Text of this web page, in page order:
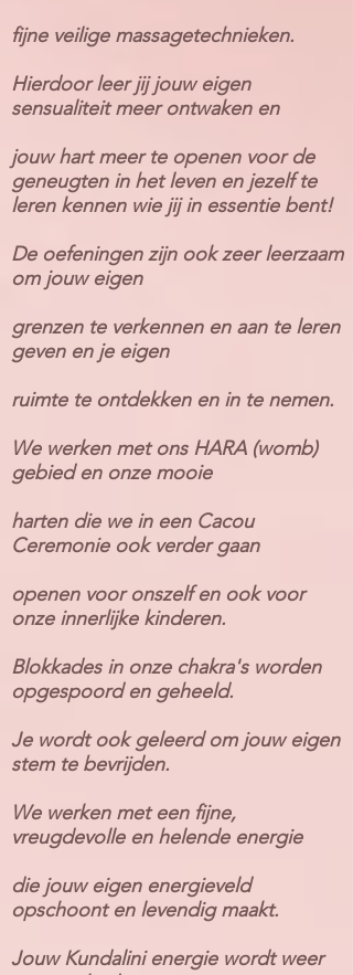
fijne​ veilige massagetechnieken.
Hierdoor leer jij jouw eigen
sensualiteit meer ontwaken en
jouw hart meer te openen voor de
geneugten in het leven en jezelf te
leren kennen wie jij in essentie bent!
De oefeningen zijn ook zeer leerzaam
om jouw eigen
grenzen te verkennen en aan te leren
geven en je eigen
ruimte te ontdekken en in te nemen.
We werken met ons HARA (womb)
gebied en onze mooie
harten die we in een Cacou
Ceremonie ook verder gaan
openen voor onszelf en ook voor
onze innerlijke kinderen.
Blokkades in onze chakra's worden
opgespoord en geheeld.
Je wordt ook geleerd om jouw eigen
stem te bevrijden.
We werken met een fijne,
vreugdevolle en helende energie
die jouw eigen energieveld
opschoont en levendig maakt.
Jouw Kundalini energie wordt weer